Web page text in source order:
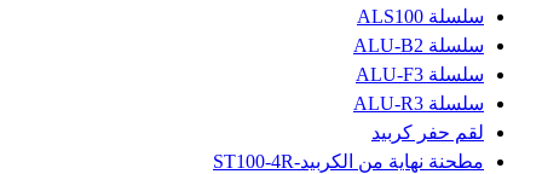
سلسلة ALS100
سلسلة ALU-B2
سلسلة ALU-F3
سلسلة ALU-R3
لقم حفر كربيد
مطحنة نهاية من الكربيد-ST100-4R